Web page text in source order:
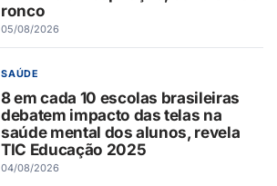
ronco
05/08/2026
SAÚDE
8 em cada 10 escolas brasileiras
debatem impacto das telas na
saúde mental dos alunos, revela
TIC Educação 2025
04/08/2026